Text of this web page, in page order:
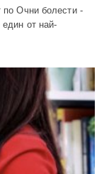
по Очни болести -
от най-